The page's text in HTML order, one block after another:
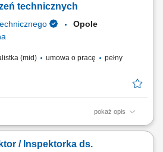
w procesach przemysłowych.
osób obsługujących i
techniczne....
technicznych
Opole
(mid) umowa o pracę
pełny
pokaż opis
będzie: Wykonywanie i
urządzeń ciśnieniowych
UDT. Inspekcja urządzeń
/ Inspektorka ds.